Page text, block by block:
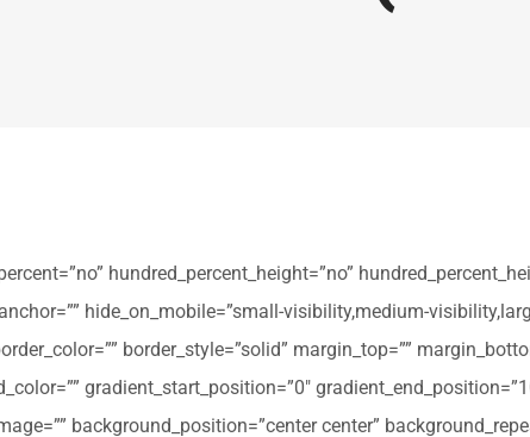
hundred_percent_height=”no”
hide_on_mobile=”small-visibility,medium-
border_style=”solid” margin_top=””
gradient_start_position=”0″
background_position=”center center”